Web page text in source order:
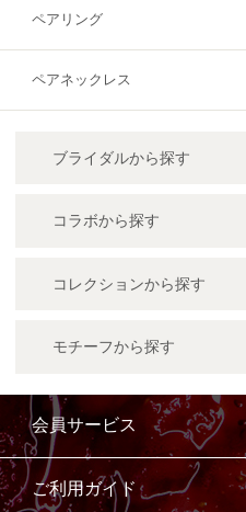
ペアリング
ペアネックレス
ブライダルから探す
コラボから探す
コレクションから探す
モチーフから探す
会員サービス
ご利用ガイド